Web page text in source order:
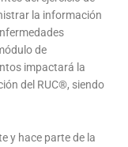
la información
de
impactará la
del RUC®, siendo
y hace parte de la